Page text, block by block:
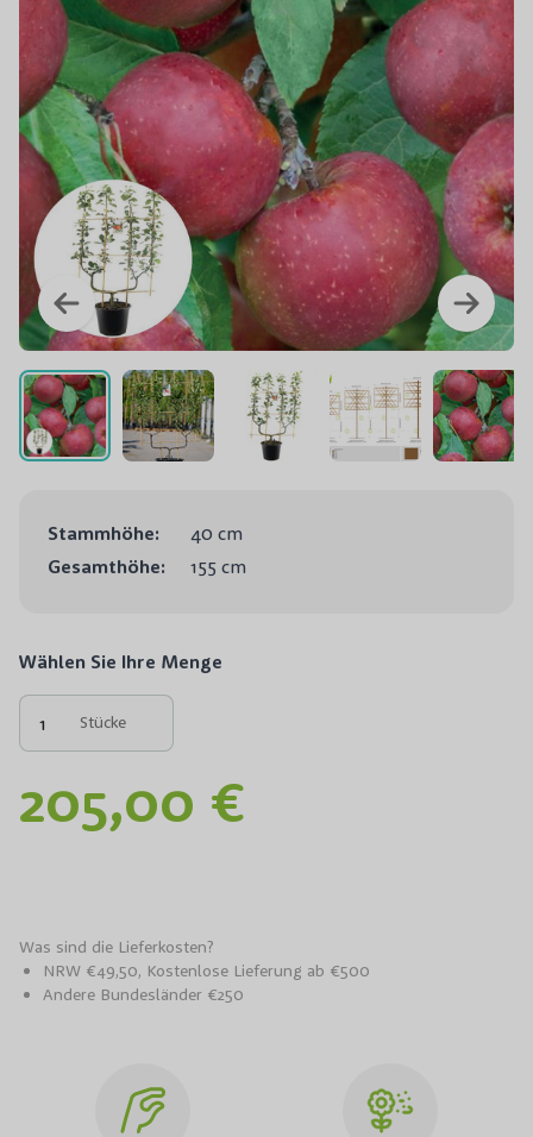
Stammhöhe:
40 cm
Gesamthöhe:
155 cm
Wählen Sie Ihre Menge
Stücke
205,00 €
Was sind die Lieferkosten?
NRW €49,50, Kostenlose Lieferung ab €500
Andere Bundesländer €250